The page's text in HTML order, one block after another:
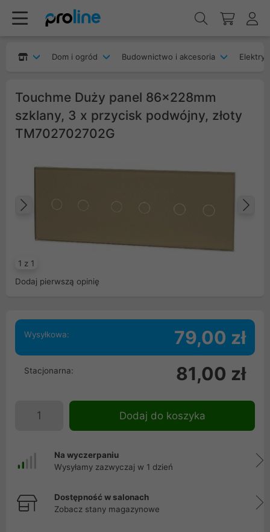
Dom i ogród Budownictwo i akcesoria
Touchme Duży panel 86x228mm
szklany, 3 x przycisk podwójny, złoty
TM702702702G
1 z 1
Dodaj pierwszą opinię
Wysyłkowa: 79,00 zł
Stacjonarna: 81,00 zł
Dodaj do koszyka
Na wyczerpaniu
Wysyłamy zazwyczaj w 1 dzień
Dostępność w salonach
Zobacz stany magazynowe